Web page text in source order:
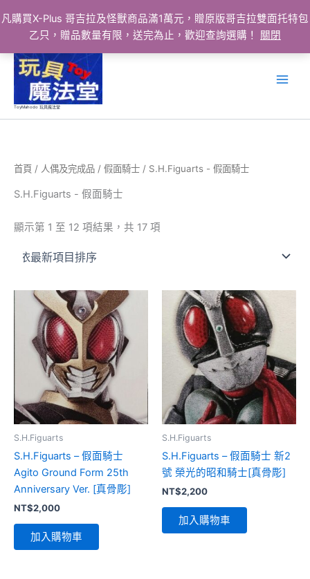
凡購買X-Plus 哥吉拉及怪獸商品滿1萬元，贈原版哥吉拉雙面托特包
乙只，贈品數量有限，送完為止，歡迎查詢選購！
關閉
ToyMahodo 玩具魔法堂
首頁 / 人偶及完成品 / 假面騎士 / S.H.Figuarts - 假面騎士
S.H.Figuarts - 假面騎士
顯示第 1 至 12 項結果，共 17 項
S.H.Figuarts
S.H.Figuarts – 假面騎士
Agito Ground Form 25th
Anniversary Ver. [真骨彫]
NT$2,000
加入購物車
S.H.Figuarts
S.H.Figuarts – 假面騎士 新2
號 榮光的昭和騎士[真骨彫]
NT$2,200
加入購物車